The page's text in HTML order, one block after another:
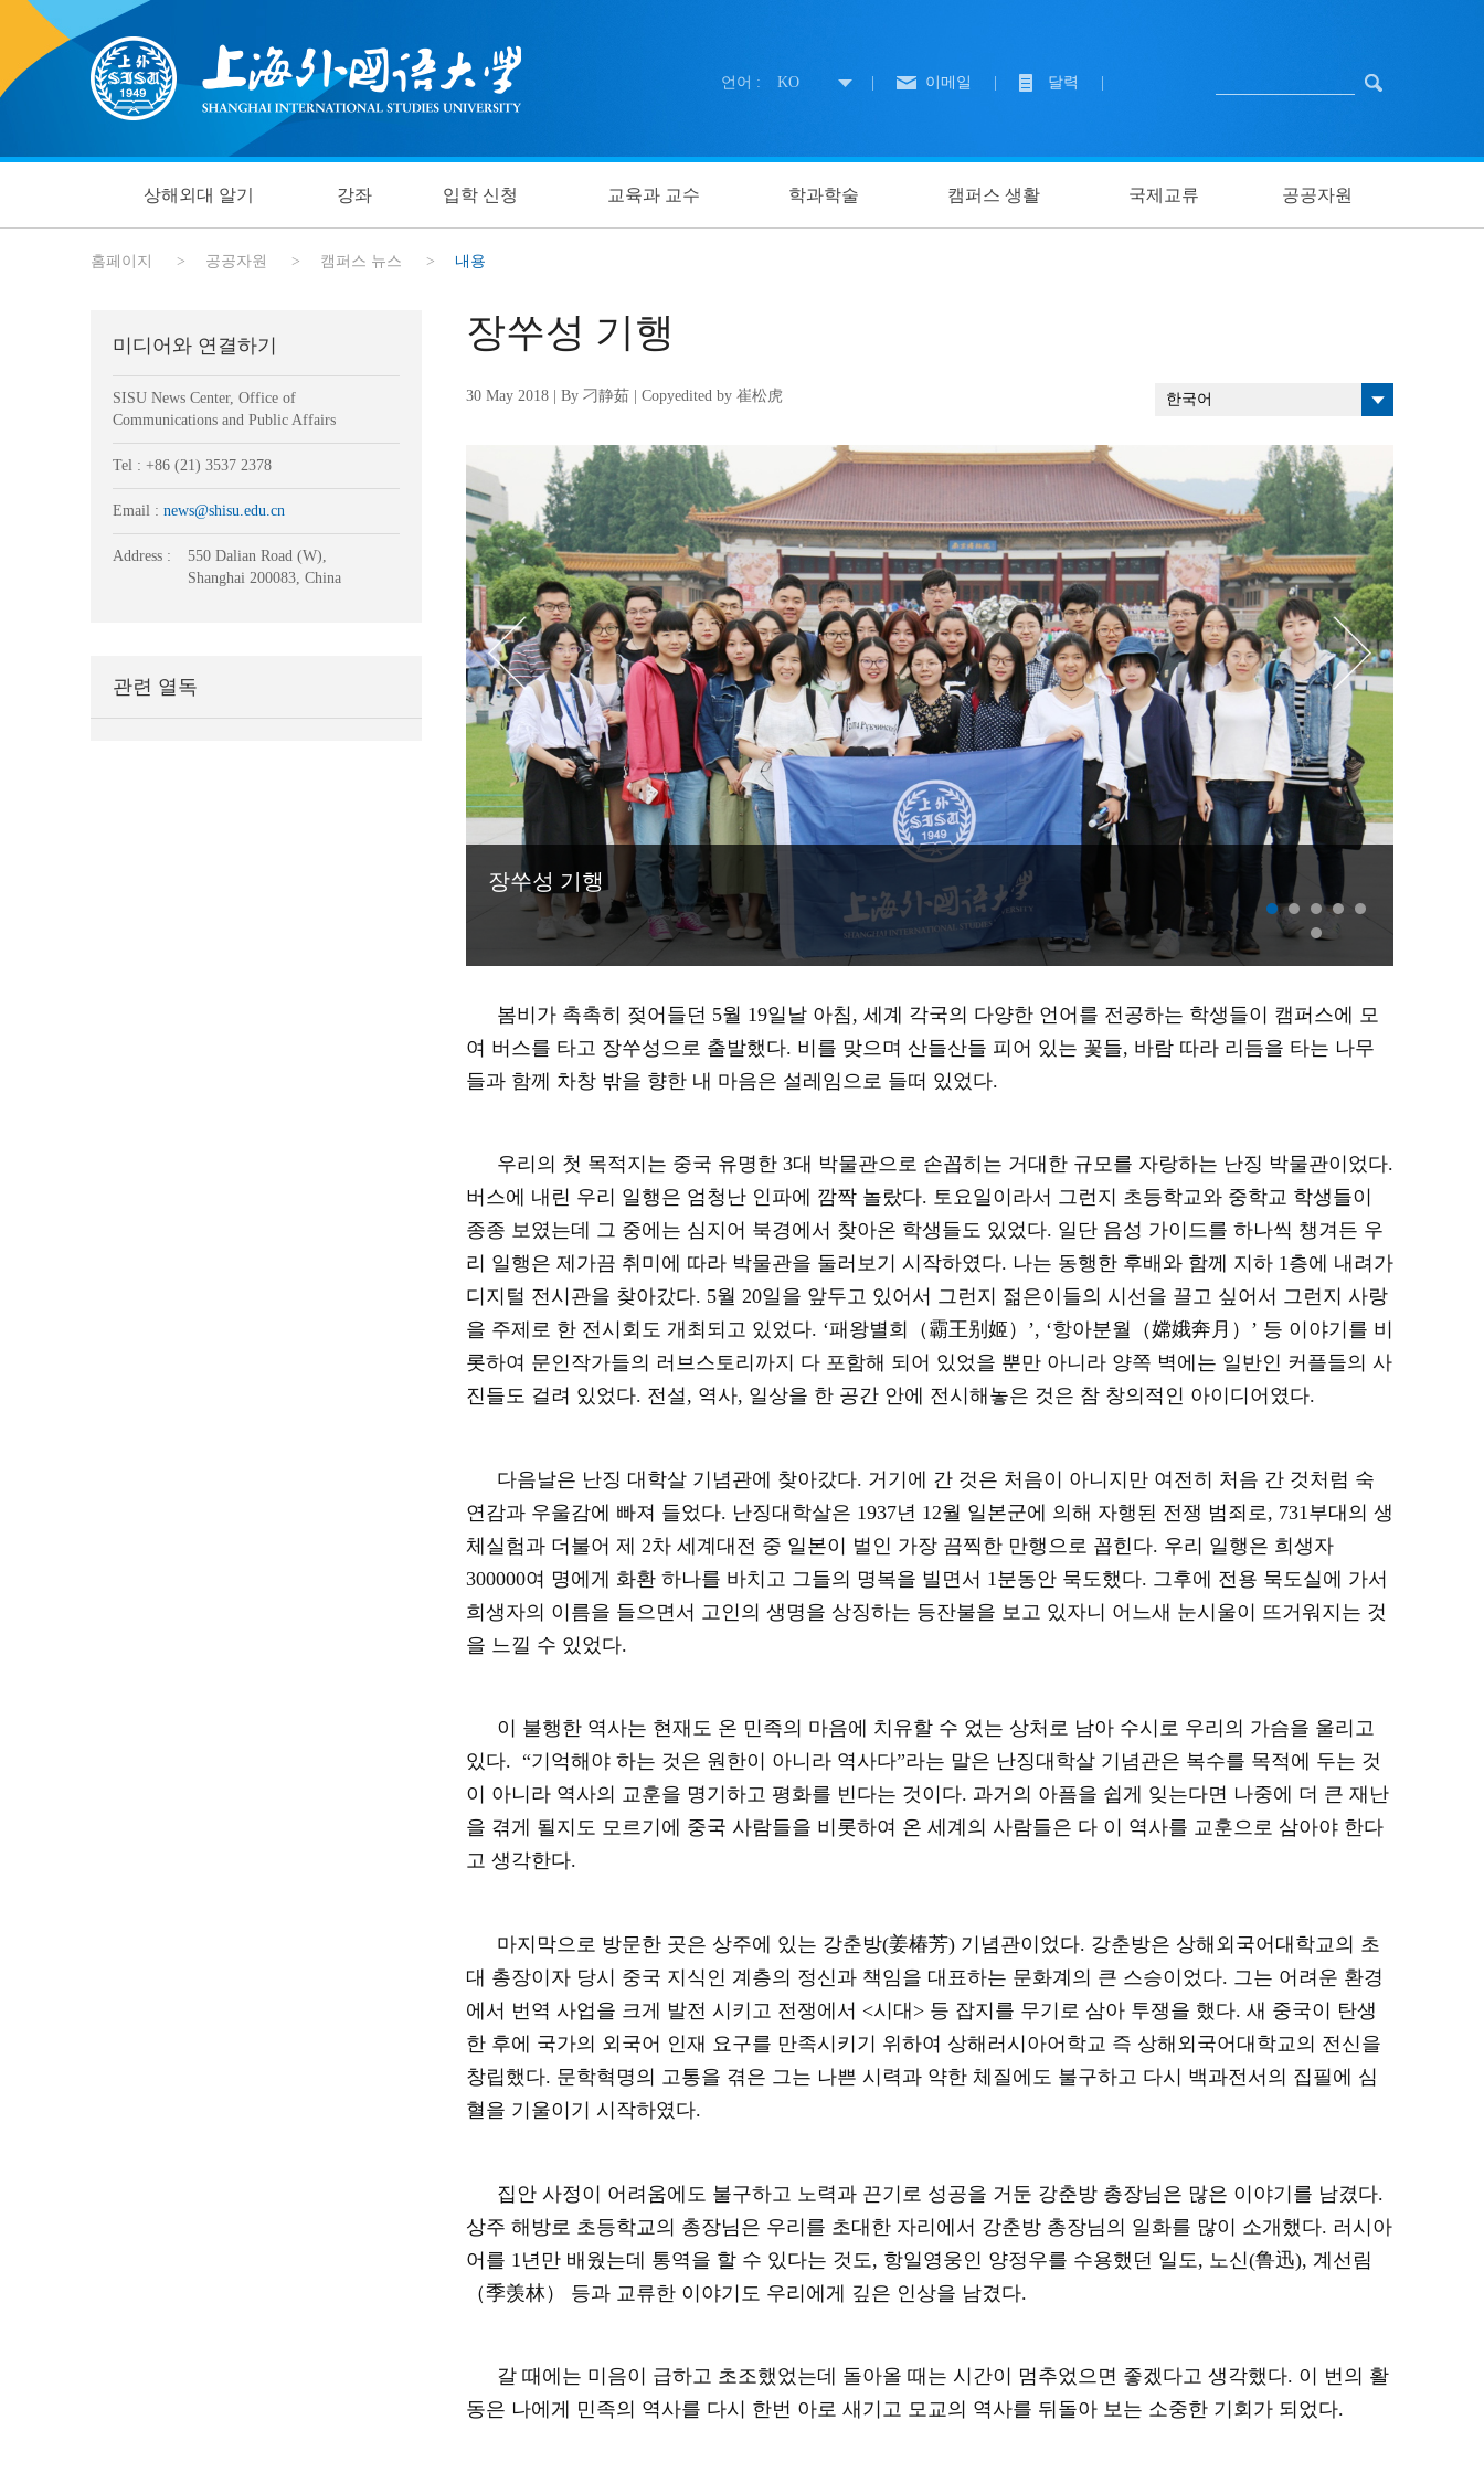
언어 : KO 이메일 달력
상해외대 알기 강좌 입학 신청 교육과 교수 학과학술 캠퍼스 생활 국제교류 공공자원
홈페이지 > 공공자원 > 캠퍼스 뉴스 > 내용
미디어와 연결하기
SISU News Center, Office of
Communications and Public Affairs
Tel : +86 (21) 3537 2378
Email : news@shisu.edu.cn
Address :
550 Dalian Road (W),
Shanghai 200083, China
관련 열독
장쑤성 기행
30 May 2018 | By 刁静茹 | Copyedited by 崔松虎 한국어
장쑤성 기행
봄비가 촉촉히 젖어들던 5월 19일날 아침, 세계 각국의 다양한 언어를 전공하는 학생들이 캠퍼스에 모
여 버스를 타고 장쑤성으로 출발했다. 비를 맞으며 산들산들 피어 있는 꽃들, 바람 따라 리듬을 타는 나무
들과 함께 차창 밖을 향한 내 마음은 설레임으로 들떠 있었다.
우리의 첫 목적지는 중국 유명한 3대 박물관으로 손꼽히는 거대한 규모를 자랑하는 난징 박물관이었다.
버스에 내린 우리 일행은 엄청난 인파에 깜짝 놀랐다. 토요일이라서 그런지 초등학교와 중학교 학생들이
종종 보였는데 그 중에는 심지어 북경에서 찾아온 학생들도 있었다. 일단 음성 가이드를 하나씩 챙겨든 우
리 일행은 제가끔 취미에 따라 박물관을 둘러보기 시작하였다. 나는 동행한 후배와 함께 지하 1층에 내려가
디지털 전시관을 찾아갔다. 5월 20일을 앞두고 있어서 그런지 젊은이들의 시선을 끌고 싶어서 그런지 사랑
을 주제로 한 전시회도 개최되고 있었다. ‘패왕별희（霸王别 姬）’, ‘항아분월（嫦娥奔月）’ 등 이야기를 비
롯하여 문인작가들의 러브스토리까지 다 포함해 되어 있었을 뿐만 아니라 양쪽 벽에는 일반인 커플들의 사
진들도 걸려 있었다. 전설 , 역사, 일상을 한 공간 안에 전시해놓은 것은 참 창의적인 아이디어였다.
다음날은 난징 대학살 기념관에 찾아갔다. 거기에 간 것은 처음이 아니지만 여전히 처음 간 것처럼 숙
연감과 우울감에 빠져 들었다. 난징대학살은 1937년 12월 일본군에 의해 자행된 전쟁 범죄로, 731부대의 생
체실험과 더불어 제 2차 세계대전 중 일본이 벌인 가장 끔찍한 만행으로 꼽힌다. 우리 일행은 희생자
300000여 명에게 화환 하나를 바치고 그들의 명복을 빌면서 1분동안 묵도했다. 그후에 전용 묵도실에 가서
희생자의 이름을 들으면서 고인의 생명을 상징하는 등잔불을 보고 있자니 어느새 눈시울이 뜨거워지는 것
을 느낄 수 있었다.
이 불행한 역사는 현재도 온 민족의 마음에 치유할 수 었는 상처로 남아 수시로 우리의 가슴을 울리고
있다. “기억해야 하는 것은 원한이 아니라 역사다”라는 말은 난징대학살 기념관은 복수를 목적에 두는 것
이 아니라 역사의 교훈을 명기하고 평화를 빈다는 것이다. 과거의 아픔을 쉽게 잊는다면 나중에 더 큰 재난
을 겪게 될지도 모르기에 중국 사람들을 비롯하여 온 세계의 사람들은 다 이 역사를 교훈으로 삼아야 한다
고 생각한다.
마지막으로 방문한 곳은 상주에 있는 강춘방(姜椿芳) 기념관이었다. 강춘방은 상해외국어대학교의 초
대 총장이자 당시 중국 지식인 계층의 정신과 책임을 대표하는 문화계의 큰 스승이었다. 그는 어려운 환경
에서 번역 사업을 크게 발전 시키고 전쟁에서 <시대 > 등 잡지를 무기로 삼아 투쟁을 했다. 새 중국이 탄생
한 후에 국가의 외국어 인재 요구를 만족시키기 위하여 상해러시아어학교 즉 상해외국어대학교의 전신을
창립했다. 문학혁명의 고통을 겪은 그는 나쁜 시력과 약한 체질에도 불구하고 다시 백과전서의 집필에 심
혈을 기울이기 시작하였다.
집안 사정이 어려움에도 불구하고 노력과 끈기로 성공을 거둔 강춘방 총장님은 많은 이야기를 남겼다.
상주 해방로 초등학교의 총장님은 우리를 초대한 자리에서 강춘방 총장님의 일화를 많이 소개했다. 러시아
어를 1년만 배웠는데 통역을 할 수 있다는 것도, 항일영웅인 양정우를 수용했던 일도, 노신(鲁迅), 계선림
（季羡林） 등과 교류한 이야기도 우리에게 깊은 인상을 남겼다.
갈 때에는 미음이 급하고 초조했었는데 돌아올 때는 시간이 멈추었으면 좋겠다고 생각했다. 이 번의 활
동은 나에게 민족의 역사를 다시 한번 아로 새기고 모교의 역사를 뒤돌아 보는 소중한 기회가 되었다.